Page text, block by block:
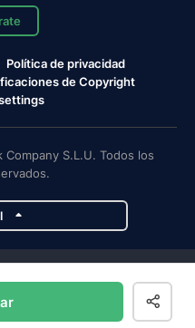
Política de privacidad
de Copyright
S.L.U. Todos los